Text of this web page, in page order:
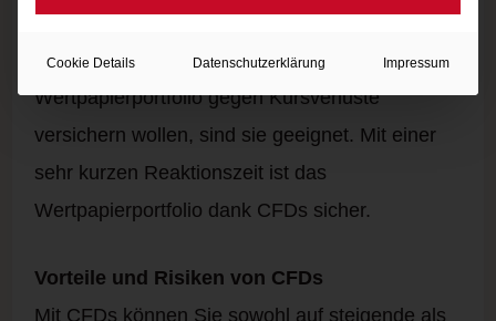
Gewinne erzielen. Aber auch, wenn Sie ein
Wertpapierportfolio gegen Kursverluste
versichern wollen, sind sie geeignet. Mit einer
sehr kurzen Reaktionszeit ist das
Wertpapierportfolio dank CFDs sicher.
Vorteile und Risiken von CFDs
Mit CFDs können Sie sowohl auf steigende als
Cookie Details Datenschutzerklärung Impressum